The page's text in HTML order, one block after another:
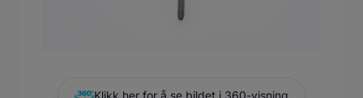
Klikk her for å se bildet i 360-visning